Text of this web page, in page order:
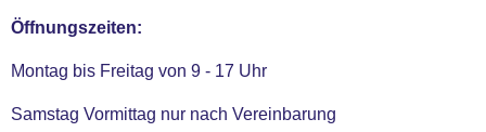
Öffnungszeiten:
Montag bis Freitag von 9 - 17 Uhr
Samstag Vormittag nur nach Vereinbarung